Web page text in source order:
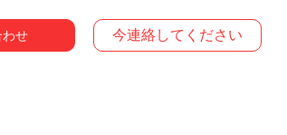
わせ 今連絡してください